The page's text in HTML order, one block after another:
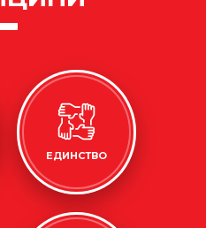
ЕДИНСТВО